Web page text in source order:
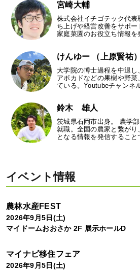
宮崎大輔
株式会社イチゴテック代
ち上げや経営改善をサポ
家庭菜園のお役立ち情報
けんゆー （上原賢祐）
大学院の博士過程を中退
アボカドなどの果樹や野
ている。Youtubeチャンネ
鈴木 雄人
茨城県石岡市出身。 農学
就職。全国の農家と繋が
となる情報を発信するこ
イベント情報
農林水産FEST
2026年9月5日(土)
マイドームおおさか 2F 展示ホールD
マイナビ移住フェア
2026年9月5日(土)